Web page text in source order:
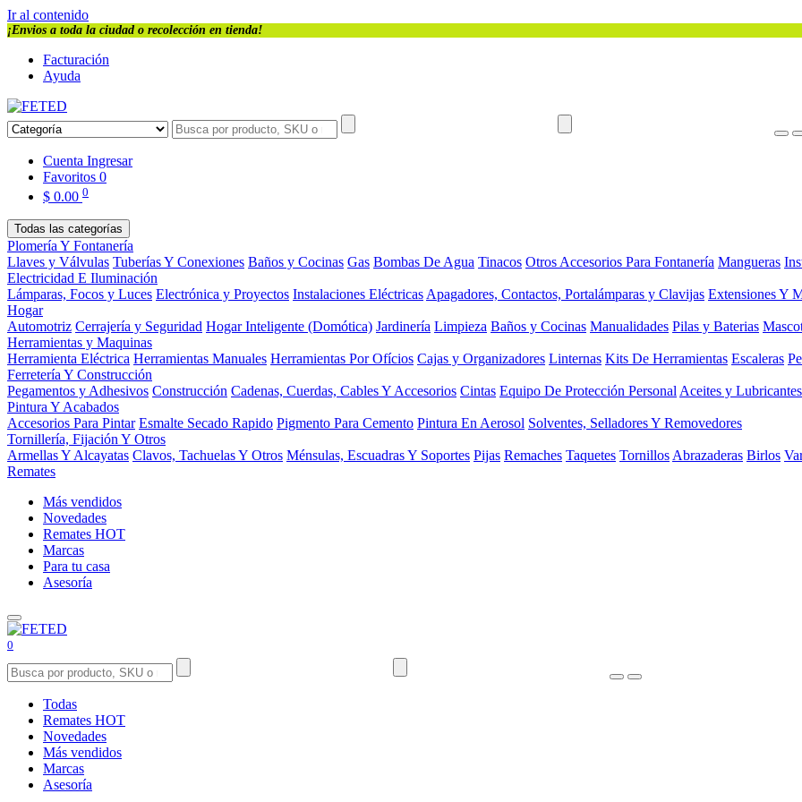
Ir al contenido
¡Envios a toda la ciudad o recolección en tienda!
Facturación
Ayuda
Cuenta Ingresar
Favoritos 0
$ 0.00 0
Todas las categorías
Plomería Y Fontanería
Llaves y Válvulas Tuberías Y Conexiones Baños y Cocinas Gas Bombas De Agua Tinacos Otros Accesorios Para Fontanería Mangueras
Electricidad E Iluminación
Lámparas, Focos y Luces Electrónica y Proyectos Instalaciones Eléctricas Apagadores, Contactos, Portalámparas y Clavijas Extensiones Y
Hogar
Automotriz Cerrajería y Seguridad Hogar Inteligente (Domótica) Jardinería Limpieza Baños y Cocinas Manualidades Pilas y Baterias
Herramientas y Maquinas
Herramienta Eléctrica Herramientas Manuales Herramientas Por Ofícios Cajas y Organizadores Linternas Kits De Herramientas Escaleras
Ferretería Y Construcción
Pegamentos y Adhesivos Construcción Cadenas, Cuerdas, Cables Y Accesorios Cintas Equipo De Protección Personal Aceites y Lubricantes
Pintura Y Acabados
Accesorios Para Pintar Esmalte Secado Rapido Pigmento Para Cemento Pintura En Aerosol Solventes, Selladores Y Removedores
Tornillería, Fijación Y Otros
Armellas Y Alcayatas Clavos, Tachuelas Y Otros Ménsulas, Escuadras Y Soportes Pijas Remaches Taquetes Tornillos Abrazaderas Birlos
Remates
Más vendidos
Novedades
Remates HOT
Marcas
Para tu casa
Asesoría
0
Todas
Remates HOT
Novedades
Más vendidos
Marcas
Asesoría